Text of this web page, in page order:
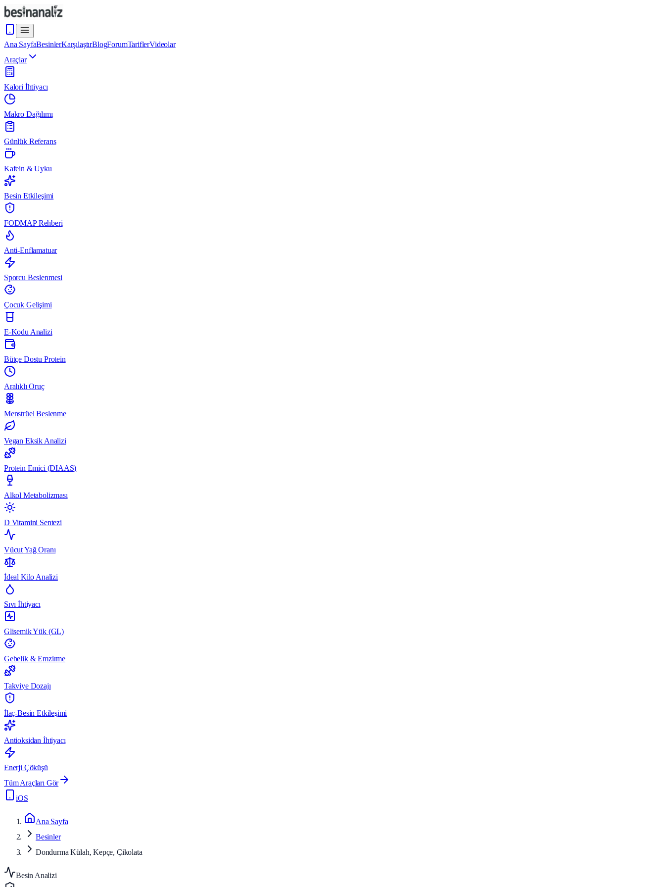
Ana SayfaBesinlerKarşılaştırBlogForumTariflerVideolar
Araçlar
Kalori İhtiyacı
Makro Dağılımı
Günlük Referans
Kafein & Uyku
Besin Etkileşimi
FODMAP Rehberi
Anti-Enflamatuar
Sporcu Beslenmesi
Çocuk Gelişimi
E-Kodu Analizi
Bütçe Dostu Protein
Aralıklı Oruç
Menstrüel Beslenme
Vegan Eksik Analizi
Protein Emici (DIAAS)
Alkol Metabolizması
D Vitamini Sentezi
Vücut Yağ Oranı
İdeal Kilo Analizi
Sıvı İhtiyacı
Glisemik Yük (GL)
Gebelik & Emzirme
Takviye Dozajı
İlaç-Besin Etkileşimi
Antioksidan İhtiyacı
Enerji Çöküşü
Tüm Araçları Gör
iOS
Ana Sayfa
Besinler
Dondurma Külah, Kepçe, Çikolata
Besin Analizi